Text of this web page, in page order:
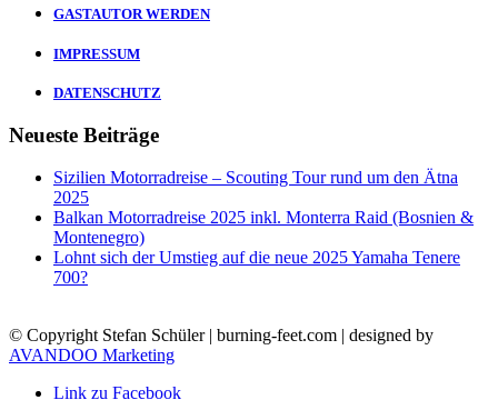
GASTAUTOR WERDEN
IMPRESSUM
DATENSCHUTZ
Neueste Beiträge
Sizilien Motorradreise – Scouting Tour rund um den Ätna
2025
Balkan Motorradreise 2025 inkl. Monterra Raid (Bosnien &
Montenegro)
Lohnt sich der Umstieg auf die neue 2025 Yamaha Tenere
700?
© Copyright Stefan Schüler | burning-feet.com | designed by
AVANDOO Marketing
Link zu Facebook